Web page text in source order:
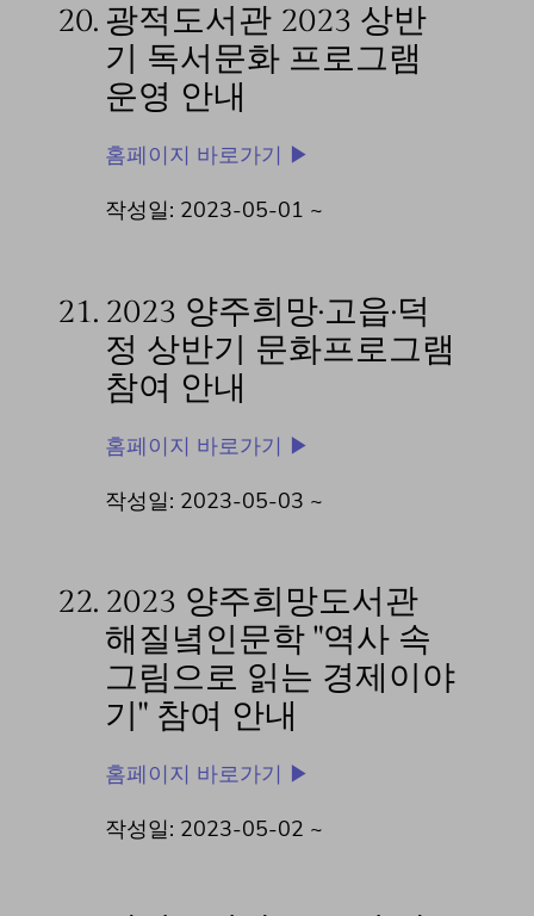
20. 광적도서관 2023 상반
기 독서문화 프로그램
운영 안내
홈페이지 바로가기 ▶
작성일: 2023-05-01 ~
21. 2023 양주희망·고읍·덕
정 상반기 문화프로그램
참여 안내
홈페이지 바로가기 ▶
작성일: 2023-05-03 ~
22. 2023 양주희망도서관
해질녘인문학 "역사 속
그림으로 읽는 경제이야
기" 참여 안내
홈페이지 바로가기 ▶
작성일: 2023-05-02 ~